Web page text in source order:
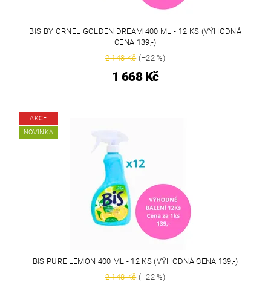
BIS BY ORNEL GOLDEN DREAM 400 ML - 12 KS (VÝHODNÁ
CENA 139,-)
2 148 Kč(–22 %)
1 668 Kč
AKCE
NOVINKA
BIS PURE LEMON 400 ML - 12 KS (VÝHODNÁ CENA 139,-)
2 148 Kč(–22 %)